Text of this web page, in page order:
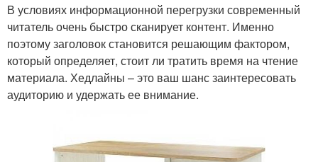
В условиях информационной перегрузки современный
читатель очень быстро сканирует контент. Именно
поэтому заголовок становится решающим фактором,
который определяет, стоит ли тратить время на чтение
материала. Хедлайны – это ваш шанс заинтересовать
аудиторию и удержать ее внимание.